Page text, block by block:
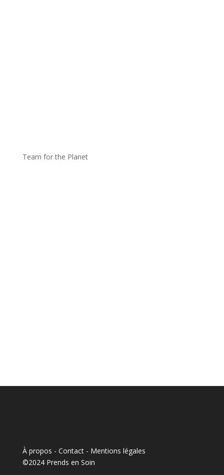
Team for the Planet
À propos - Contact- Mentions légales
©2024 Prends en Soin